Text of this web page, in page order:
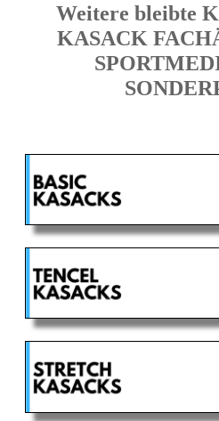
Weitere bleibte
KASACK